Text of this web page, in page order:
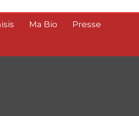
Ma Bio Presse